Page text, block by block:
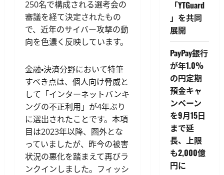
250名で構成される選考会の
審議を経て決定されたもの
で、近年のサイバー攻撃の動
向を色濃く反映しています。
金融・決済分野において特筆
すべき点は、個人向け脅威と
して「インターネットバンキ
ングの不正利用」が4年ぶり
に選出されたことです。本項
目は2023年以降、圏外とな
っていましたが、昨今の被害
状況の悪化を踏まえて再びラ
ンクインしました。フィッシ
「YTGuard
」を共同
展開
PayPay銀行
が年1.0%
の円定期
預金キャ
ンペーン
を9月15日
まで延
長、上限
も2,000億
円に